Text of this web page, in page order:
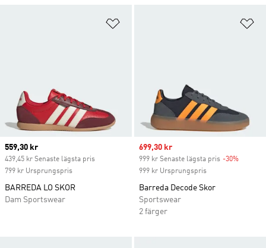
Current price
559,30 kr
439,45 kr Senaste lägsta pris
799 kr Ursprungspris
BARREDA LO SKOR
Dam Sportswear
Sale price
699,30 kr
999 kr Senaste lägsta pris -30%
999 kr Ursprungspris
Barreda Decode Skor
Sportswear
2 färger